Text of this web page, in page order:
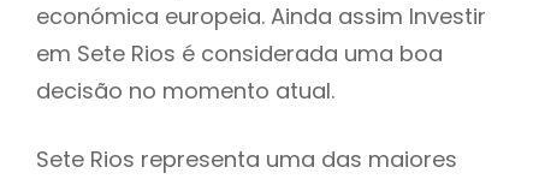
económica europeia. Ainda assim Investir
em Sete Rios é considerada uma boa
decisão no momento atual.
Sete Rios representa uma das maiores